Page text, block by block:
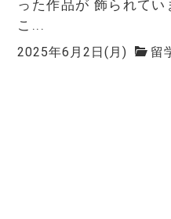
った作品が 飾られてい
こ...
2025年6月2日(月) 留